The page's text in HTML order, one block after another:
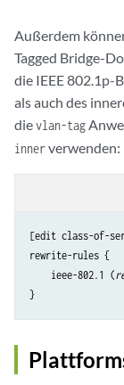
Außerdem
Tagged Bridge-
die IEEE 802.1p-
als auch des
dievlan-tag
innerverwenden:
[edit class-of-
rewrite-rules {
    ieee-802.1 (